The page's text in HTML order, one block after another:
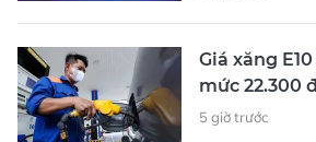
Giá xăng
mức 22.300
5 giờ trước